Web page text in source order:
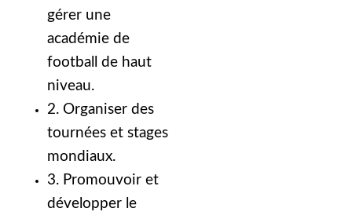
gérer une
académie de
football de haut
niveau.
2. Organiser des
tournées et stages
mondiaux.
3. Promouvoir et
développer le